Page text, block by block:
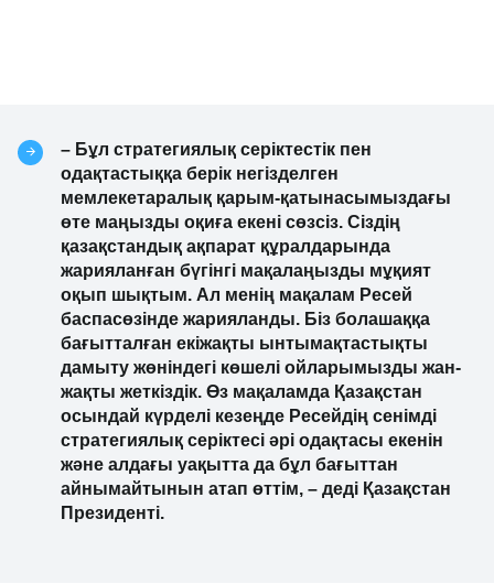
– Бұл стратегиялық серіктестік пен
одақтастыққа берік негізделген
мемлекетаралық қарым-қатынасымыздағы
өте маңызды оқиға екені сөзсіз. Сіздің
қазақстандық ақпарат құралдарында
жарияланған бүгінгі мақалаңызды мұқият
оқып шықтым. Ал менің мақалам Ресей
баспасөзінде жарияланды. Біз болашаққа
бағытталған екіжақты ынтымақтастықты
дамыту жөніндегі көшелі ойларымызды жан-
жақты жеткіздік. Өз мақаламда Қазақстан
осындай күрделі кезеңде Ресейдің сенімді
стратегиялық серіктесі әрі одақтасы екенін
және алдағы уақытта да бұл бағыттан
айнымайтынын атап өттім, – деді Қазақстан
Президенті.